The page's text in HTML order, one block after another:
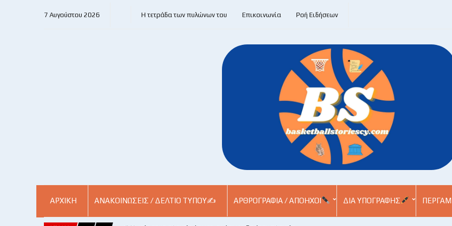
7 Αυγούστου 2026 Η τετράδα των πυλώνων του Επικοινωνία Ροή Ειδήσεων
ΑΡΧΙΚΗ ΑΝΑΚΟΙΝΏΣΕΙΣ / ΔΕΛΤΊΟ ΤΎΠΟΥ✍ ΑΡΘΡΟΓΡΑΦΊΑ / ΑΠΌΗΧΟΙ ΔΙΑ ΥΠΟΓΡΑΦΉΣ